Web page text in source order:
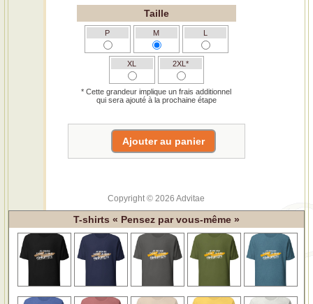
Taille
P M L
XL 2XL*
* Cette grandeur implique un frais additionnel
qui sera ajouté à la prochaine étape
Copyright © 2026 Advitae
T-shirts « Pensez par vous-même »